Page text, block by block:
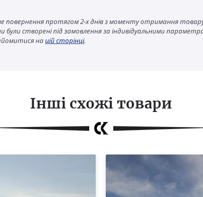
повернення протягом 2-х днів з моменту отримання
були створені під замовлення за індивідуальними
націй сторінці.
Інші схожі товари